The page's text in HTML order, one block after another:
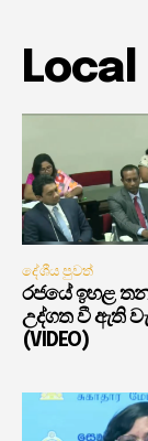
දේශීය පුවත්
රජයේ ඉහළ
උද්ගත වී ඇති
(VIDEO)